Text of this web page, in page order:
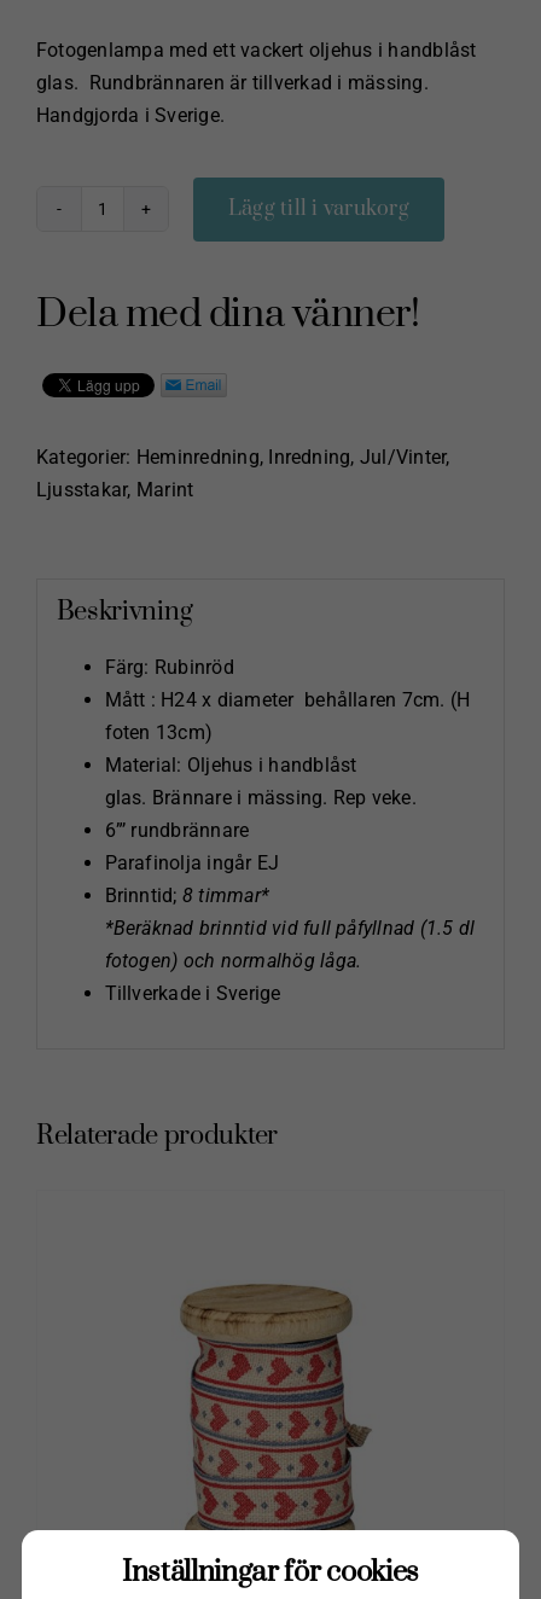
Fotogenlampa med ett vackert oljehus i handblåst
glas. Rundbrännaren är tillverkad i mässing.
Handgjorda i Sverige.
Rubinröd
lampfabrik
Lägg till i varukorg
Dela med dina vänner!
Kategorier: Heminredning, Inredning, Jul/Vinter,
Ljusstakar, Marint
Beskrivning
Färg: Rubinröd
Mått : H24 x diameter behållaren 7cm. (H
foten 13cm)
Material: Oljehus i handblåst
glas. Brännare i mässing. Rep veke.
6”’ rundbrännare
Parafinolja ingår EJ
Brinntid; 8 timmar*
*Beräknad brinntid vid full påfyllnad (1.5 dl
fotogen) och normalhög låga.
Tillverkade i Sverige
Relaterade produkter
Inställningar för cookies